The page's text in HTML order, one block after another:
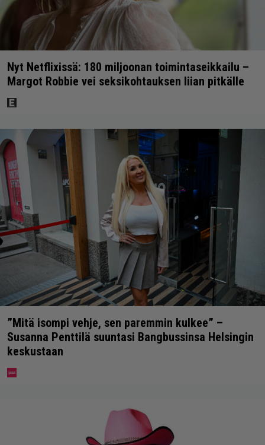
Nyt Netflixissä: 180 miljoonan toimintaseikkailu –
Margot Robbie vei seksikohtauksen liian pitkälle
”Mitä isompi vehje, sen paremmin kulkee” –
Susanna Penttilä suuntasi Bangbussinsa Helsingin
keskustaan